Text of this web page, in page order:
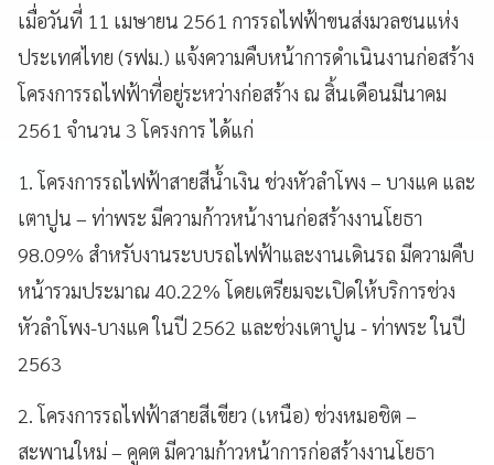
เมื่อวันที่ 11 เมษายน 2561 การรถไฟฟ้าขนส่งมวลชนแห่ง
ประเทศไทย (รฟม.) แจ้งความคืบหน้าการดำเนินงานก่อสร้าง
โครงการรถไฟฟ้าที่อยู่ระหว่างก่อสร้าง ณ สิ้นเดือนมีนาคม
2561 จำนวน 3 โครงการ ได้แก่
1. โครงการรถไฟฟ้าสายสีน้ำเงิน ช่วงหัวลำโพง – บางแค และ
เตาปูน – ท่าพระ มีความก้าวหน้างานก่อสร้างงานโยธา
98.09% สำหรับงานระบบรถไฟฟ้าและงานเดินรถ มีความคืบ
หน้ารวมประมาณ 40.22% โดยเตรียมจะเปิดให้บริการช่วง
หัวลำโพง-บางแค ในปี 2562 และช่วงเตาปูน - ท่าพระ ในปี
2563
2. โครงการรถไฟฟ้าสายสีเขียว (เหนือ) ช่วงหมอชิต –
สะพานใหม่ – คูคต มีความก้าวหน้าการก่อสร้างงานโยธา